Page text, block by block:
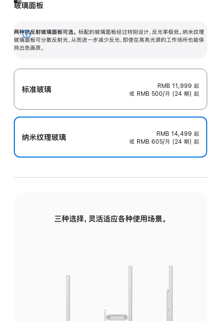
玻璃面板
两种抗反射玻璃面板可选。 标配的玻璃面板经过特别设计，反光率极低。纳米纹理
玻璃面板可分散反射光，从而进一步减少反光，即使在高亮光源的工作场所也能保
持出色画质。
展
开
标准玻璃 RMB 11,999 起
或 RMB 500/月 (24 期) 起
纳米纹理玻璃 RMB 14,499 起
或 RMB 605/月 (24 期) 起
三种选择，灵活适应各种使用场景。